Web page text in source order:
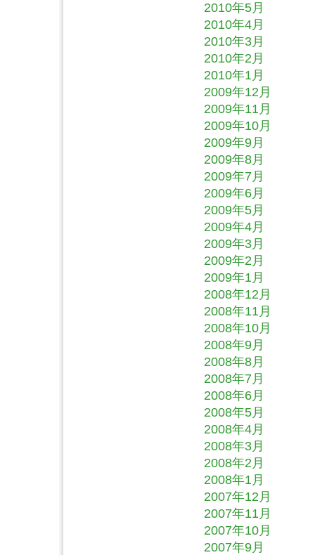
2010年5月
2010年4月
2010年3月
2010年2月
2010年1月
2009年12月
2009年11月
2009年10月
2009年9月
2009年8月
2009年7月
2009年6月
2009年5月
2009年4月
2009年3月
2009年2月
2009年1月
2008年12月
2008年11月
2008年10月
2008年9月
2008年8月
2008年7月
2008年6月
2008年5月
2008年4月
2008年3月
2008年2月
2008年1月
2007年12月
2007年11月
2007年10月
2007年9月